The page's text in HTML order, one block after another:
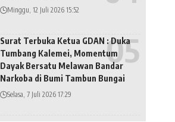
Minggu, 12 Juli 2026 15:52
Surat Terbuka Ketua GDAN : Duka
Tumbang Kalemei, Momentum
Dayak Bersatu Melawan Bandar
Narkoba di Bumi Tambun Bungai
Selasa, 7 Juli 2026 17:29